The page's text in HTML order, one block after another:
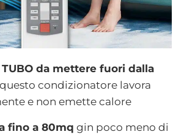
TUBO da mettere fuori dalla
condizionatore lavora
e non emette calore
fino a 80mq gin poco meno di